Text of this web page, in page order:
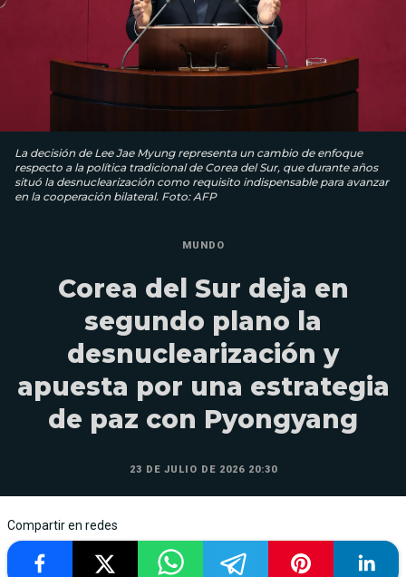
La decisión de Lee Jae Myung representa un cambio de enfoque
respecto a la política tradicional de Corea del Sur, que durante años
situó la desnuclearización como requisito indispensable para avanzar
en la cooperación bilateral. Foto: AFP
MUNDO
Corea del Sur deja en
segundo plano la
desnuclearización y
apuesta por una estrategia
de paz con Pyongyang
23 DE JULIO DE 2026 20:30
Compartir en redes